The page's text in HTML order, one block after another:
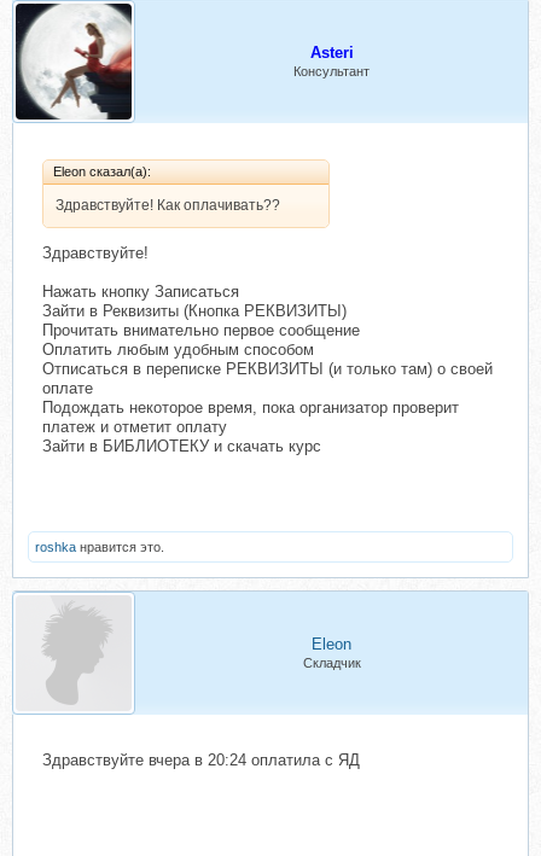
Asteri
Консультант
Eleon сказал(а):
Здравствуйте! Как оплачивать??
Здравствуйте!
Нажать кнопку Записаться
Зайти в Реквизиты (Кнопка РЕКВИЗИТЫ)
Прочитать внимательно первое сообщение
Оплатить любым удобным способом
Отписаться в переписке РЕКВИЗИТЫ (и только там) о своей
оплате
Подождать некоторое время, пока организатор проверит
платеж и отметит оплату
Зайти в БИБЛИОТЕКУ и скачать курс
roshka нравится это.
Eleon
Складчик
Здравствуйте вчера в 20:24 оплатила с ЯД